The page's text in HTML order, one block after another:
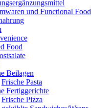
und Functional Food
Food
Beilagen
Frische Pasta
Fertiggerichte
Frische Pizza